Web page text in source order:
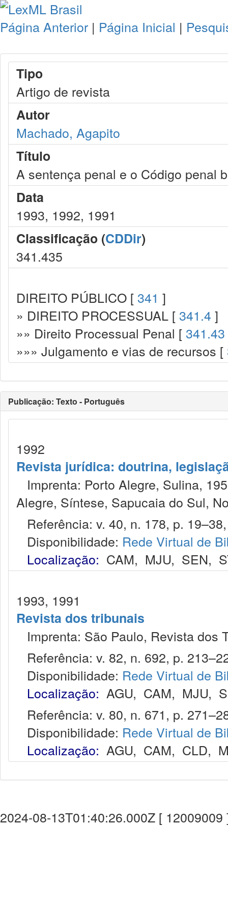
Página Anterior | Página Inicial |
Tipo
Artigo de revista
Autor
Machado, Agapito
Título
A sentença penal e o Código penal
Data
1993, 1992, 1991
Classificação (CDDir)
341.435
DIREITO PÚBLICO [ 341 ]
» DIREITO PROCESSUAL [ 341.4 ]
»» Direito Processual Penal [ 341.43
»»» Julgamento e vias de recursos [
Publicação: Texto - Português
1992
Revista jurídica: doutrina,
Imprenta: Porto Alegre, Sulina,
Alegre, Síntese, Sapucaia do Sul,
Referência: v. 40, n. 178, p.
Disponibilidade: Rede Virtual de
Localização: CAM, MJU, SEN,
1993, 1991
Revista dos tribunais
Imprenta: São Paulo, Revista dos
Referência: v. 82, n. 692, p.
Disponibilidade: Rede Virtual de
Localização: AGU, CAM, MJU,
Referência: v. 80, n. 671, p.
Disponibilidade: Rede Virtual de
Localização: AGU, CAM, CLD,
2024-08-13T01:40:26.000Z [ 12009009